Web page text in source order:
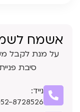
אשמח
על מנת לקבל
סיבת
נייד:
8728526